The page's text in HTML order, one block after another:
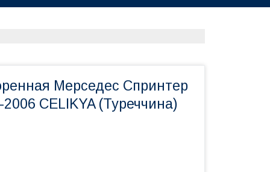
Мерседес Спринтер
CELIKYA (Туреччина)